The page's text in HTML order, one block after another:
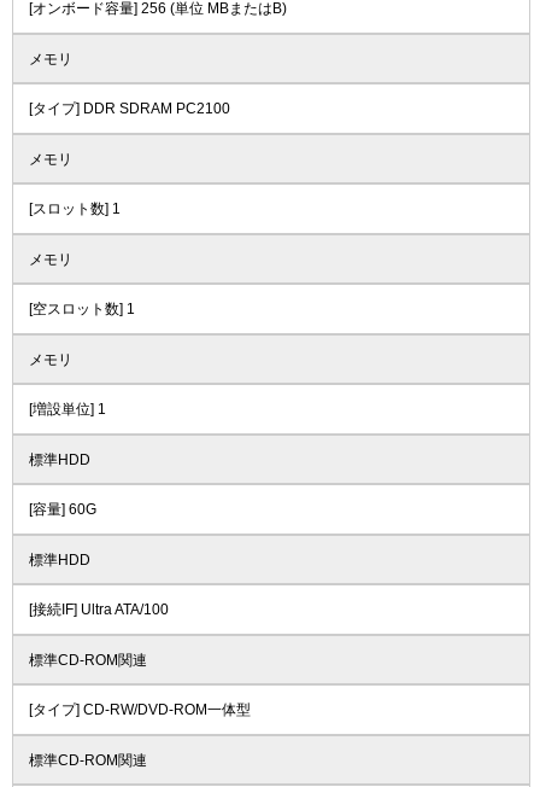
[オンボード容量] 256 (単位 MBまたはB)
メモリ
[タイプ] DDR SDRAM PC2100
メモリ
[スロット数] 1
メモリ
[空スロット数] 1
メモリ
[増設単位] 1
標準HDD
[容量] 60G
標準HDD
[接続IF] Ultra ATA/100
標準CD-ROM関連
[タイプ] CD-RW/DVD-ROM一体型
標準CD-ROM関連